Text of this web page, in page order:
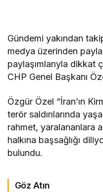
Gündemi yakından
medya üzerinden
paylaşımlarıyla dikkat
CHP Genel Başkanı
Özgür Özel “İran’ın
terör saldırılarında
rahmet, yaralananlara
halkına başsağlığı
bulundu.
Göz Atın